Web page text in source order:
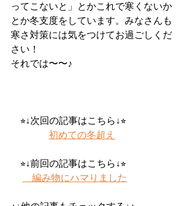
ってこないと」とかこれで寒くないか
とか冬支度をしています。みなさんも
寒さ対策には気をつけてお過ごしくだ
さい！
それでは〜〜♪
⭐︎↓次回の記事はこちら↓⭐︎
初めての冬超え
⭐︎↓前回の記事はこちら↓⭐︎
    編み物にハマりました